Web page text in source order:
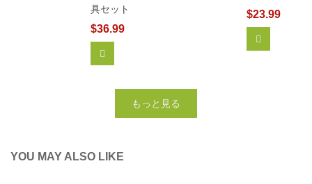
具セット
$36.99
$23.99
もっと見る
YOU MAY ALSO LIKE